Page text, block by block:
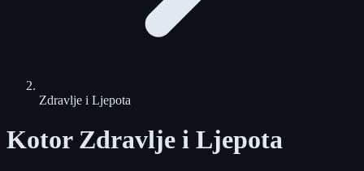
Zdravlje i Ljepota
Kotor Zdravlje i Ljepota